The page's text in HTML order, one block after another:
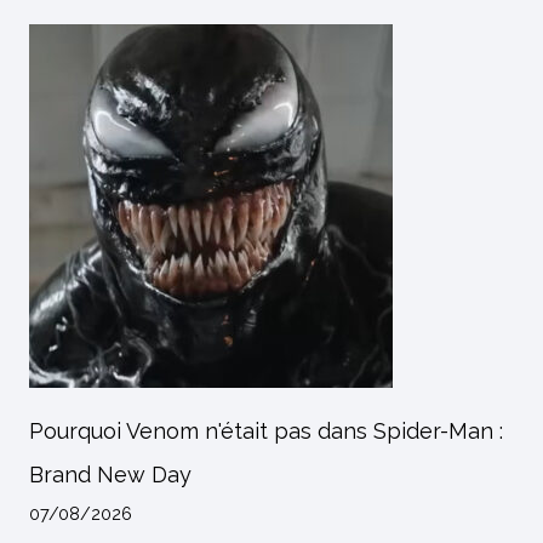
Pourquoi Venom n'était pas dans Spider-Man :
Brand New Day
07/08/2026